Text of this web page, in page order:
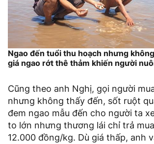
Ngao đến tuổi thu hoạch nhưng
giá ngao rớt thê thảm khiến người
Cũng theo anh Nghị, gọi người
nhưng không thấy đến, sốt ruột
đem ngao mẫu đến cho người ta
to lớn nhưng thương lái chỉ trả
12.000 đồng/kg. Dù giá thấp, anh